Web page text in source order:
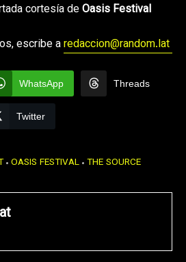
cortesía deOasis Festival
escribe aredaccion@random.lat
WhatsApp Threads
Twitter
OASIS FESTIVAL THE SOURCE